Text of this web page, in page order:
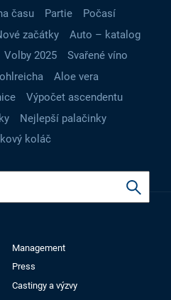
času Partie
Počasí
začátky
Auto – katalog
Volby 2025
Svařené víno
Aloe vera
Výpočet ascendentu
Nejlepší palačinky
koláč
Management
Press
Castingy a výzvy